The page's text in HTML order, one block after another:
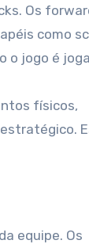
Os
como
o jogo é
físicos,
equipe. Os